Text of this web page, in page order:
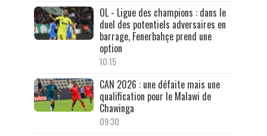
OL - Ligue des champions : dans le
duel des potentiels adversaires en
barrage, Fenerbahçe prend une
option
10:15
CAN 2026 : une défaite mais une
qualification pour le Malawi de
Chawinga
09:30